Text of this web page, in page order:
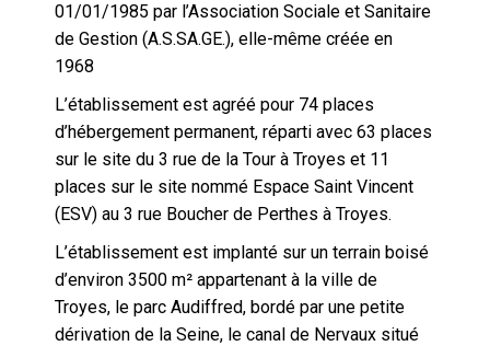
01/01/1985 par l’Association Sociale et Sanitaire
de Gestion (A.S.SA.GE.), elle-même créée en
1968
L’établissement est agréé pour 74 places
d’hébergement permanent, réparti avec 63 places
sur le site du 3 rue de la Tour à Troyes et 11
places sur le site nommé Espace Saint Vincent
(ESV) au 3 rue Boucher de Perthes à Troyes.
L’établissement est implanté sur un terrain boisé
d’environ 3500 m² appartenant à la ville de
Troyes, le parc Audiffred, bordé par une petite
dérivation de la Seine, le canal de Nervaux situé